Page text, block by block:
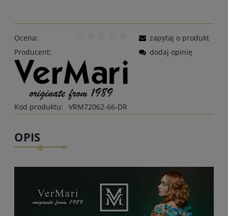
Ocena:
Producent:
Kod produktu: VRM72062-66-DR
zapytaj o produkt
dodaj opinię
OPIS